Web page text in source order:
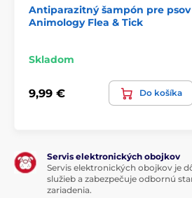
Antiparazitný šampón pre psov
Animology Flea & Tick
Skladom
9,99 € Do košíka
Servis elektronických obojkov
Servis elektronických obojkov je
služieb a zabezpečuje odbornú
zariadenia.